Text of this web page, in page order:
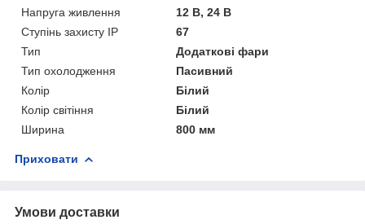
Напруга живлення
12 В, 24 В
Ступінь захисту IP
67
Тип
Додаткові фари
Тип охолодження
Пасивний
Колір
Білий
Колір світіння
Білий
Ширина
800 мм
Приховати
Умови доставки